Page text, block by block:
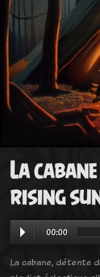
La
rising
00:00
La cabane, détente